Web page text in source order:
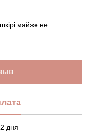
майже не
дня